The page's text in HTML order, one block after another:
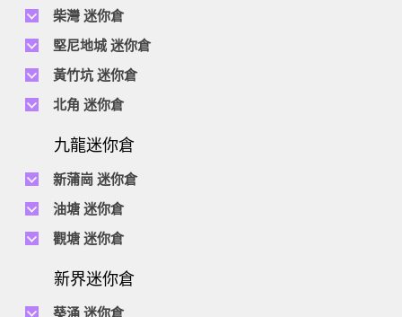
電話 :2111 1062
地址 : 柴灣新業街5號王子工業大廈4樓
地址 : 柴灣新業街11號森龍工業大廈7樓B室
柴灣 迷你倉
電話 :2194 0038
地址 : 柴灣祥利街7號萬峰工業大廈6樓C室
地址 : 柴灣利眾街20號柴灣中心工業大廈6樓B室及14樓B1室
堅尼地城 迷你倉
電話 : 2623 0280
地址 : 堅尼地城士美菲路12P號祥興工業大廈9樓
黃竹坑 迷你倉
電話 :2680 9691
地址 : 黃竹坑道18號瑞琪工業大廈14樓A室
電話 :2116 8113
地址 : 香港黃竹坑道56-60號怡華工業大廈3樓B室
北角 迷你倉
地址 : 香港屈臣道4-6號海景大廈B座10樓4&6室
九龍迷你倉
新蒲崗 迷你倉
電話 :2111 0509
地址 : 新蒲崗景福街106號太子工業大廈15樓B室
地址 : 新蒲崗五芳街8號利嘉工業大廈9樓CD室
電話 :2116 5165
油塘 迷你倉
電話 :2623 0300
地址 : 油塘四山街4號華輝工業大廈一樓C室
觀塘 迷你倉
地址 : 觀塘偉業街146號美嘉工業大廈5樓A室
新界迷你倉
葵涌 迷你倉